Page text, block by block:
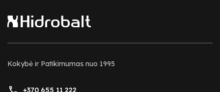
Kokybė ir Patikimumas nuo 1995
+370 655 11 222